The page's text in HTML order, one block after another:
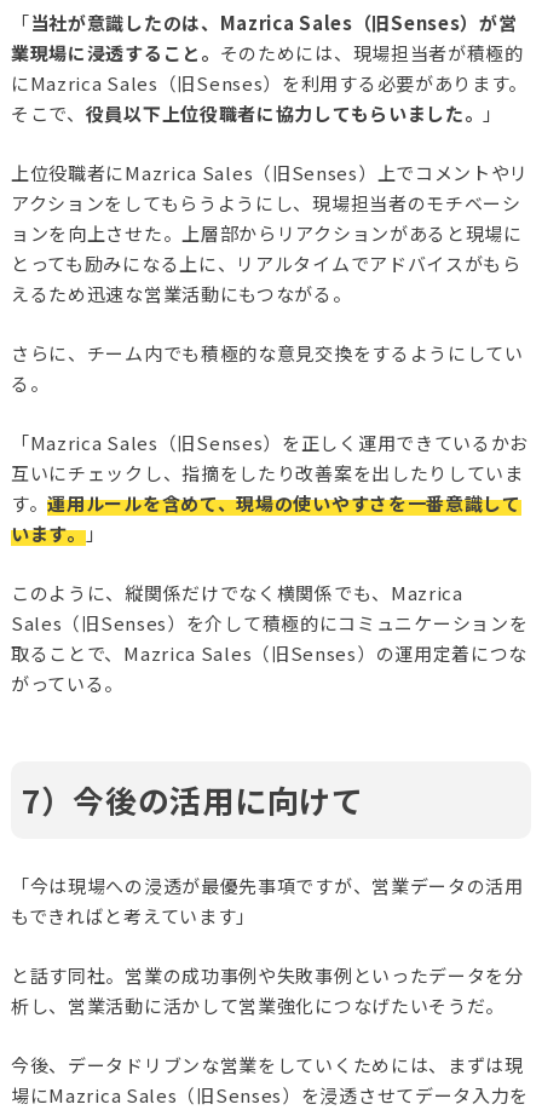
「当社が意識したのは、Mazrica Sales（旧Senses）が営
業現場に浸透すること。 そのためには、現場担当者が積極的
にMazrica Sales（旧Senses）を利用する必要があります。
そこで、 役員以下上位役職者に協力してもらいました。 」
上位役職者にMazrica Sales（旧Senses）上でコメントやリ
アクションをしてもらうようにし、現場担当者のモチベーシ
ョンを向上させた。上層部からリアクションがあると現場に
とっても励みになる上に、リアルタイムでアドバイスがもら
えるため迅速な営業活動にもつながる。
さらに、チーム内でも積極的な意見交換をするようにしてい
る。
「Mazrica Sales（旧Senses）を正しく運用できているかお
互いにチェックし、指摘をしたり改善案を出したりしていま
す。運用ルールを含めて、現場の使いやすさを一番意識して
います。」
このように、縦関係だけでなく横関係でも、Mazrica
Sales（旧Senses）を介して積極的にコミュニケーションを
取ることで、Mazrica Sales（旧Senses）の運用定着につな
がっている。
7）今後の活用に向けて
「今は現場への浸透が最優先事項ですが、営業データの活用
もできればと考えています」
と話す同社。 営業の成功事例や失敗事例といったデータを分
析し、営業活動に活かして営業強化につなげたいそうだ。
今後、データドリブンな営業をしていくためには、まずは現
場にMazrica Sales（旧Senses）を浸透させてデータ入力を